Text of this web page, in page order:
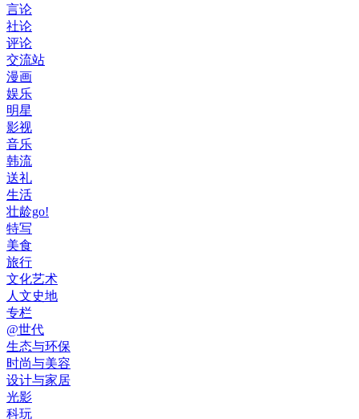
言论
社论
评论
交流站
漫画
娱乐
明星
影视
音乐
韩流
送礼
生活
壮龄go!
特写
美食
旅行
文化艺术
人文史地
专栏
@世代
生态与环保
时尚与美容
设计与家居
光影
科玩